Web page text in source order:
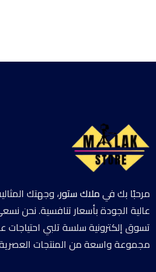
مرحبًا بك فيملاك ستور، وجهتك
عالية الجودة بأسعار تنافسية. نحن
تسوق إلكترونية سلسة تلبي احتياجات
مجموعة واسعة من المنتجات العصرية